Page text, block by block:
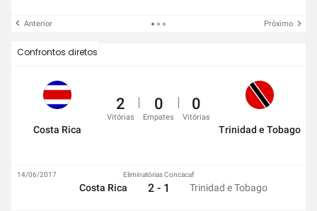
Anterior Próximo
Confrontos diretos
Costa Rica
2
Vitórias
0
Empates
0
Vitórias
Trinidad e Tobago
Costa Rica
Eliminatórias Concacaf
2 - 1 Trinidad e Tobago
14/06/2017